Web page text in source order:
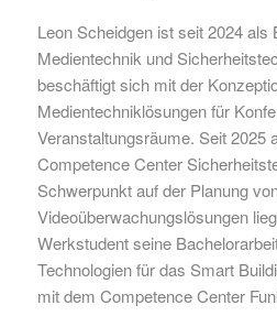
Leon Scheidgen ist seit 2024 als
Medientechnik und
beschäftigt sich mit der
Medientechniklösungen für
Veranstaltungsräume. Seit 2025
Competence Center
Schwerpunkt auf der Planung
Videoüberwachungslösungen
Werkstudent seine
Technologien für das Smart
mit dem Competence Center